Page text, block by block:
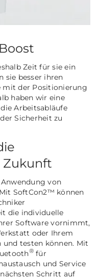
Zeit für sie ein
sie besser ihren
mit der Positionierung
haben wir eine
Arbeitsabläufe
Sicherheit zu
Zukunft
von
SoftCon2™ können
die individuelle
Software vornimmt,
oder Ihrem
und testen können. Mit
®für
und Service
Schritt auf